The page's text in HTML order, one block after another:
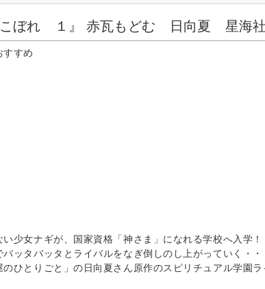
こぼれ １』 赤瓦もどむ 日向夏 星
すすめ
少女ナギが、国家資格「神さま」になれる学校へ入学！
ッタバッタとライバルをなぎ倒しのし上がっていく・・
ひとりごと」の日向夏さん原作のスピリチュアル学園ラ